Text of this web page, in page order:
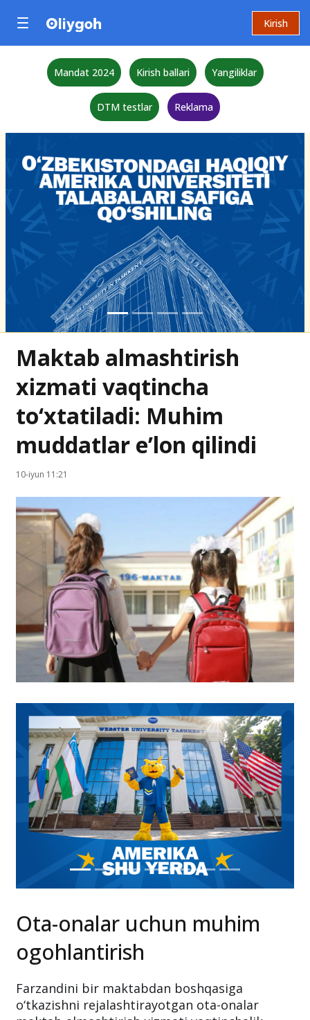
Kirish
Mandat 2024 Kirish ballari Yangiliklar
DTM testlar Reklama
Maktab almashtirish
xizmati vaqtincha
to‘xtatiladi: Muhim
muddatlar e’lon qilindi
10-iyun 11:21
Ota-onalar uchun muhim
ogohlantirish
Farzandini bir maktabdan boshqasiga
o‘tkazishni rejalashtirayotgan ota-onalar